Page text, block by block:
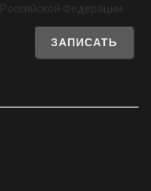
Федерации.